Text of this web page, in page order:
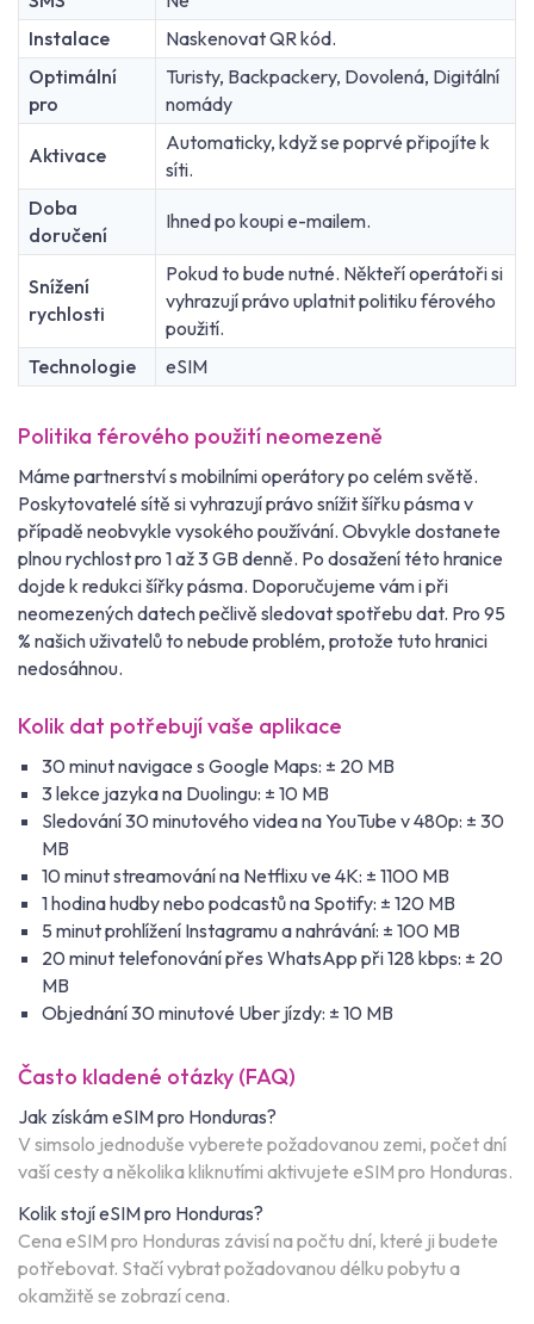
Instalace
Naskenovat QR kód.
Optimální
pro
Turisty, Backpackery, Dovolená, Digitální
nomády
Aktivace
Automaticky, když se poprvé připojíte k
síti.
Doba
doručení
Ihned po koupi e-mailem.
Snížení
rychlosti
Pokud to bude nutné. Někteří operátoři si
vyhrazují právo uplatnit politiku férového
použití.
Technologie
eSIM
Politika férového použití neomezeně
Máme partnerství s mobilními operátory po celém světě.
Poskytovatelé sítě si vyhrazují právo snížit šířku pásma v
případě neobvykle vysokého používání. Obvykle dostanete
plnou rychlost pro 1 až 3 GB denně. Po dosažení této hranice
dojde k redukci šířky pásma. Doporučujeme vám i při
neomezených datech pečlivě sledovat spotřebu dat. Pro 95
% našich uživatelů to nebude problém, protože tuto hranici
nedosáhnou.
Kolik dat potřebují vaše aplikace
30 minut navigace s Google Maps: ± 20 MB
3 lekce jazyka na Duolingu: ± 10 MB
Sledování 30 minutového videa na YouTube v 480p: ± 30
MB
10 minut streamování na Netflixu ve 4K: ± 1100 MB
1 hodina hudby nebo podcastů na Spotify: ± 120 MB
5 minut prohlížení Instagramu a nahrávání: ± 100 MB
20 minut telefonování přes WhatsApp při 128 kbps: ± 20
MB
Objednání 30 minutové Uber jízdy: ± 10 MB
Často kladené otázky (FAQ)
Jak získám eSIM pro Honduras?
V simsolo jednoduše vyberete požadovanou zemi, počet dní
vaší cesty a několika kliknutími aktivujete eSIM pro Honduras.
Kolik stojí eSIM pro Honduras?
Cena eSIM pro Honduras závisí na počtu dní, které ji budete
potřebovat. Stačí vybrat požadovanou délku pobytu a
okamžitě se zobrazí cena.